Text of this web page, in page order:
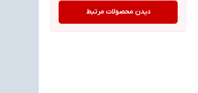
دیدن محصولات مرتبط